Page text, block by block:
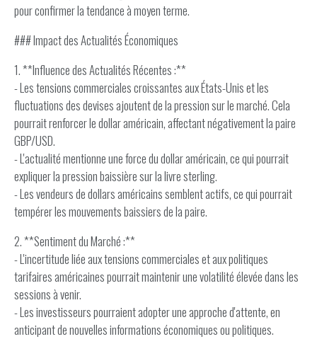
pour confirmer la tendance à moyen terme.
### Impact des Actualités Économiques
1. **Influence des Actualités Récentes :**
- Les tensions commerciales croissantes aux États-Unis et les
fluctuations des devises ajoutent de la pression sur le marché. Cela
pourrait renforcer le dollar américain, affectant négativement la paire
GBP/USD.
- L'actualité mentionne une force du dollar américain, ce qui pourrait
expliquer la pression baissière sur la livre sterling.
- Les vendeurs de dollars américains semblent actifs, ce qui pourrait
tempérer les mouvements baissiers de la paire.
2. **Sentiment du Marché :**
- L'incertitude liée aux tensions commerciales et aux politiques
tarifaires américaines pourrait maintenir une volatilité élevée dans les
sessions à venir.
- Les investisseurs pourraient adopter une approche d'attente, en
anticipant de nouvelles informations économiques ou politiques.